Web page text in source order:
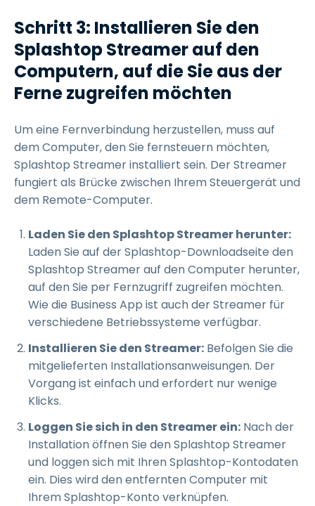
Schritt 3: Installieren Sie den
Splashtop Streamer auf den
Computern, auf die Sie aus der
Ferne zugreifen möchten
Um eine Fernverbindung herzustellen, muss auf
dem Computer, den Sie fernsteuern möchten,
Splashtop Streamer installiert sein. Der Streamer
fungiert als Brücke zwischen Ihrem Steuergerät und
dem Remote-Computer.
Laden Sie den Splashtop Streamer herunter:
Laden Sie auf der Splashtop-Downloadseite den
Splashtop Streamer auf den Computer herunter,
auf den Sie per Fernzugriff zugreifen möchten.
Wie die Business App ist auch der Streamer für
verschiedene Betriebssysteme verfügbar.
Installieren Sie den Streamer: Befolgen Sie die
mitgelieferten Installationsanweisungen. Der
Vorgang ist einfach und erfordert nur wenige
Klicks.
Loggen Sie sich in den Streamer ein: Nach der
Installation öffnen Sie den Splashtop Streamer
und loggen sich mit Ihren Splashtop-Kontodaten
ein. Dies wird den entfernten Computer mit
Ihrem Splashtop-Konto verknüpfen.